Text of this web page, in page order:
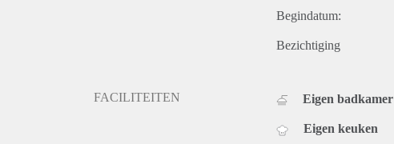
Begindatum:
Bezichtiging
FACILITEITEN Eigen badkamer
Eigen keuken